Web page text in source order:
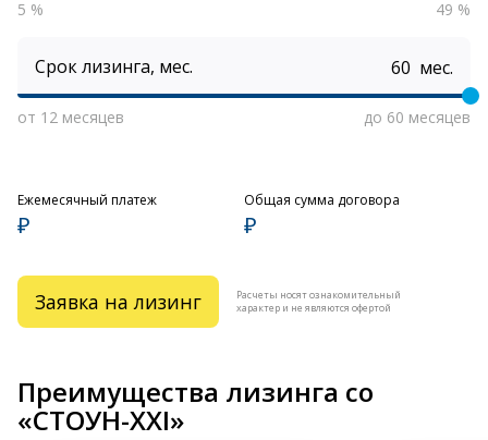
5 % 49 %
Срок лизинга, мес. мес.
от 12 месяцев до 60 месяцев
Ежемесячный платеж
₽
Общая сумма договора
₽
Заявка на лизинг
Расчеты носят ознакомительный
характер и не являются офертой
Преимущества лизинга со
«СТОУН-XXI»